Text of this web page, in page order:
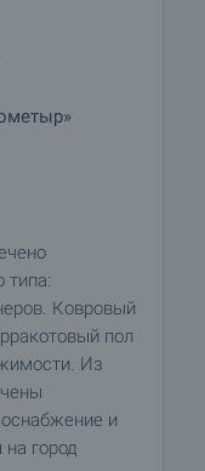
типа:
Ковровый
пол
Из
и
город